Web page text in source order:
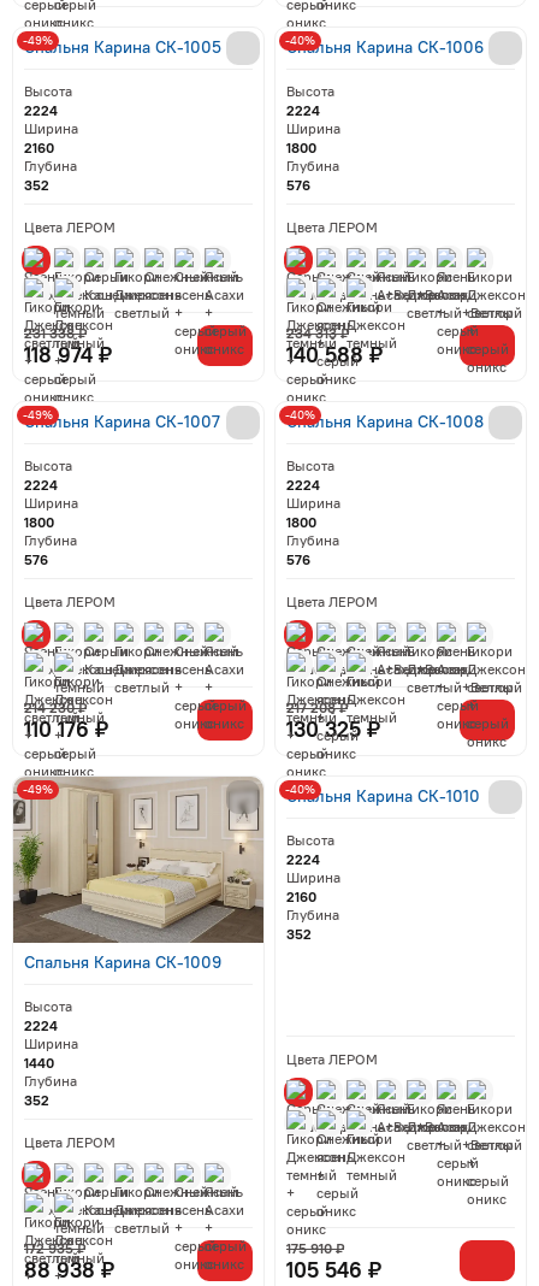
Спальня Карина СК-1005
Высота
2224
Ширина
2160
Глубина
352
Цвета ЛЕРОМ
118 974 ₽
231 338 ₽
-49% Спальня Карина СК-1006
Высота
2224
Ширина
1800
Глубина
576
Цвета ЛЕРОМ
140 588 ₽
234 313 ₽
-40%
Спальня Карина СК-1007
Высота
2224
Ширина
1800
Глубина
576
Цвета ЛЕРОМ
110 176 ₽
214 230 ₽
-49% Спальня Карина СК-1008
Высота
2224
Ширина
1800
Глубина
576
Цвета ЛЕРОМ
130 325 ₽
217 208 ₽
-40%
Спальня Карина СК-1009
Высота
2224
Ширина
1440
Глубина
352
Цвета ЛЕРОМ
88 938 ₽
172 935 ₽
-49% Спальня Карина СК-1010
Высота
2224
Ширина
2160
Глубина
352
Цвета ЛЕРОМ
105 546 ₽
175 910 ₽
-40%